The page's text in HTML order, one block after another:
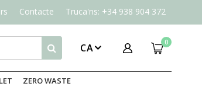
Contacte Truca'ns: +34 938 904 372
0
CA
ZERO WASTE